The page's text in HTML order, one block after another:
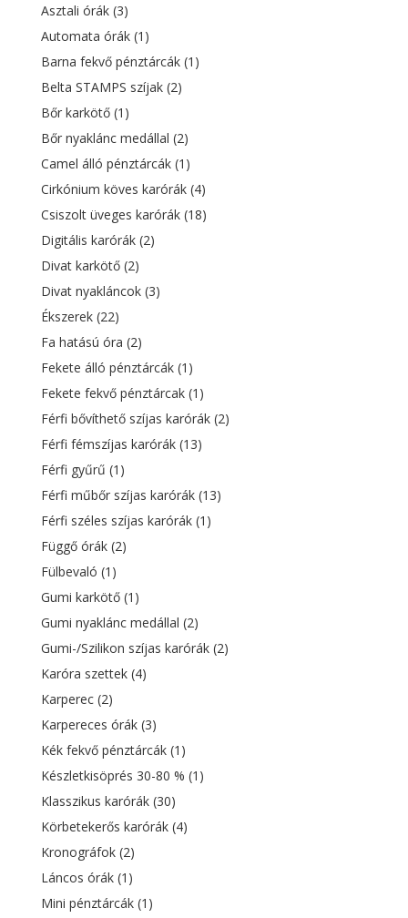
Asztali órák (3)
Automata órák (1)
Barna fekvő pénztárcák (1)
Belta STAMPS szíjak (2)
Bőr karkötő (1)
Bőr nyaklánc medállal (2)
Camel álló pénztárcák (1)
Cirkónium köves karórák (4)
Csiszolt üveges karórák (18)
Digitális karórák (2)
Divat karkötő (2)
Divat nyakláncok (3)
Ékszerek (22)
Fa hatású óra (2)
Fekete álló pénztárcák (1)
Fekete fekvő pénztárcak (1)
Férfi bővíthető szíjas karórák (2)
Férfi fémszíjas karórák (13)
Férfi gyűrű (1)
Férfi műbőr szíjas karórák (13)
Férfi széles szíjas karórák (1)
Függő órák (2)
Fülbevaló (1)
Gumi karkötő (1)
Gumi nyaklánc medállal (2)
Gumi-/Szilikon szíjas karórák (2)
Karóra szettek (4)
Karperec (2)
Karpereces órák (3)
Kék fekvő pénztárcák (1)
Készletkisöprés 30-80 % (1)
Klasszikus karórák (30)
Körbetekerős karórák (4)
Kronográfok (2)
Láncos órák (1)
Mini pénztárcák (1)